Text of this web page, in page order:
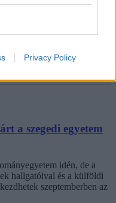
Privacy Policy
Közszolgálati
a felvételizők 71
a szegedi egyetem
idén, de a
hallgatóival és a külföldi
szeptemberben az